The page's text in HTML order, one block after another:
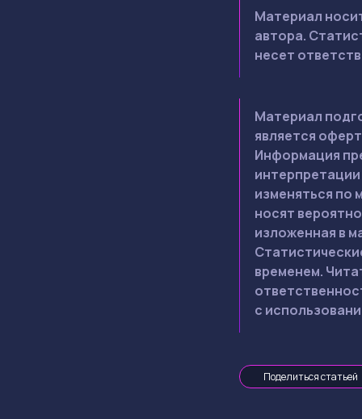
Материал
автора.
несет
Материал
является
Информация
изменяться по
носят
изложенная в
временем.
с
Поделиться статьей